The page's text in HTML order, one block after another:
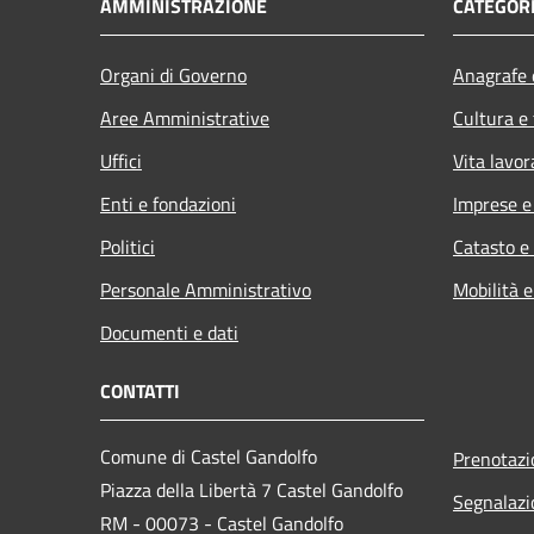
Organi di Governo
Aree Amministrative
Uffici
Enti e fondazioni
Politici
Personale Amministrativo
Documenti e dati
Cultura
Vita
Imprese
Catasto
Mobilità
CONTATTI
Comune di Castel Gandolfo
Piazza della Libertà 7 Castel Gandolfo
RM - 00073 - Castel Gandolfo